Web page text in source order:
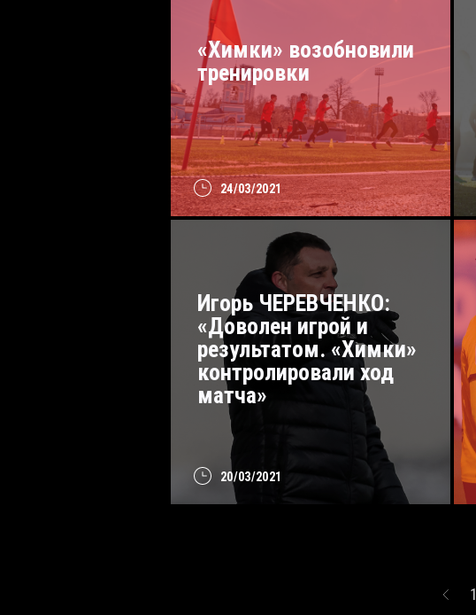
24/03/2021
«Химки» возобновили
тренировки
20/03/2021
Игорь ЧЕРЕВЧЕНКО:
«Доволен игрой и
результатом. «Химки»
контролировали ход
матча»
1